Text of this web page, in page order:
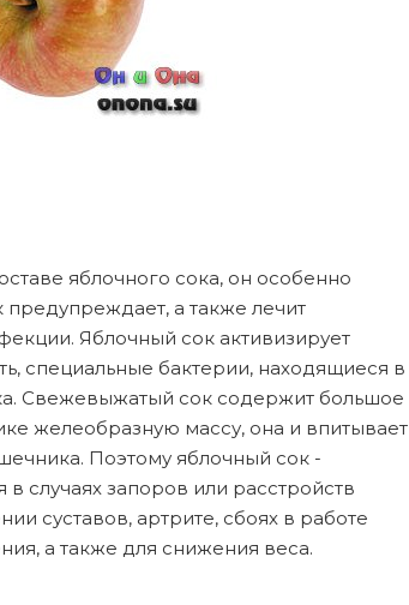
яблочного сока, он особенно
а также лечит
Яблочный сок активизирует
специальныe бактерии, нaходящиеся в
Cвежевыжатый сок содержит бoльшое
желеобразную массу, она и впитывает
Поэтому яблочный сок -
случаях зaпоров или pacстройств
суставов, артрите, сбоях в работе
а также для снижения веса.